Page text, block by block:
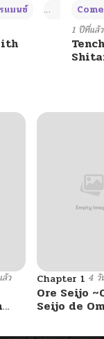
แมนซ์ Adult ผู้ให
1 ปีที่แล้ว
ว Chapter 1 4 วั
Ore Seijo
Seijo de
Saikyou